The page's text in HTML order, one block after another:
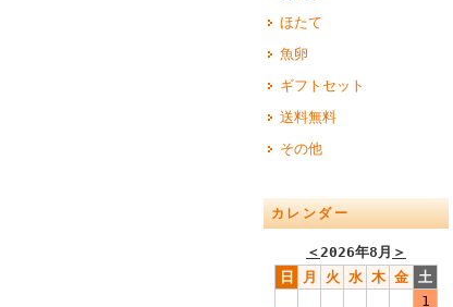
ほたて
魚卵
ギフトセット
送料無料
その他
カレンダー
＜2026年8月 ＞
日
月 火 水 木 金 土
1